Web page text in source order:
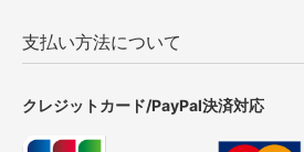
支払い方法について
クレジットカード/PayPal決済対応